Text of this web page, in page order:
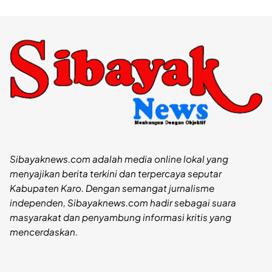
Sibayaknews.com adalah media online lokal yang
menyajikan berita terkini dan terpercaya seputar
Kabupaten Karo. Dengan semangat jurnalisme
independen, Sibayaknews.com hadir sebagai suara
masyarakat dan penyambung informasi kritis yang
mencerdaskan.